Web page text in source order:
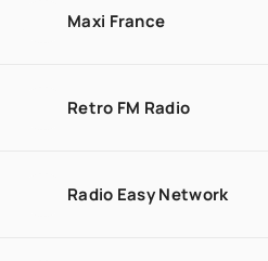
Maxi France
Retro FM Radio
Radio Easy Network